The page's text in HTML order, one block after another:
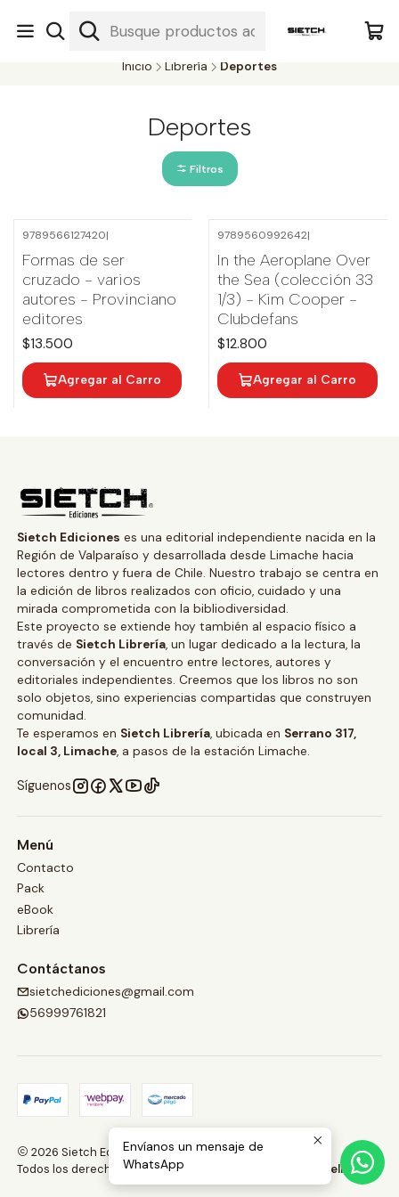
Nuestra librería - Serrano 317 local 3 - Limache.
#SomospartedelSietch
Inicio Librería Deportes
Deportes
Filtros
9789566127420|
Formas de ser
cruzado - varios
autores - Provinciano
editores
$13.500
Agregar al Carro
9789560992642|
In the Aeroplane Over
the Sea (colección 33
1/3) - Kim Cooper -
Clubdefans
$12.800
Agregar al Carro
Sietch Ediciones es una editorial independiente nacida en la
Región de Valparaíso y desarrollada desde Limache hacia
lectores dentro y fuera de Chile. Nuestro trabajo se centra en
la edición de libros realizados con oficio, cuidado y una
mirada comprometida con la bibliodiversidad.
Este proyecto se extiende hoy también al espacio físico a
través de Sietch Librería, un lugar dedicado a la lectura, la
conversación y el encuentro entre lectores, autores y
editoriales independientes. Creemos que los libros no son
solo objetos, sino experiencias compartidas que construyen
comunidad.
Te esperamos en Sietch Librería, ubicada en Serrano 317,
local 3, Limache, a pasos de la estación Limache.
Síguenos
Menú
Contacto
Pack
eBook
Librería
Contáctanos
sietchediciones@gmail.com
56999761821
2026 Sietch Ediciones.
Todos los derechos reservados.
Desarrollado por Jumpseller.
Envíanos un mensaje de
WhatsApp